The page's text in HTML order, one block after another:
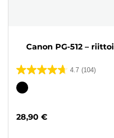
Canon PG-512 –
4.7 (104)
4.7/5
tähteä.
Värikasetti
28,90 €